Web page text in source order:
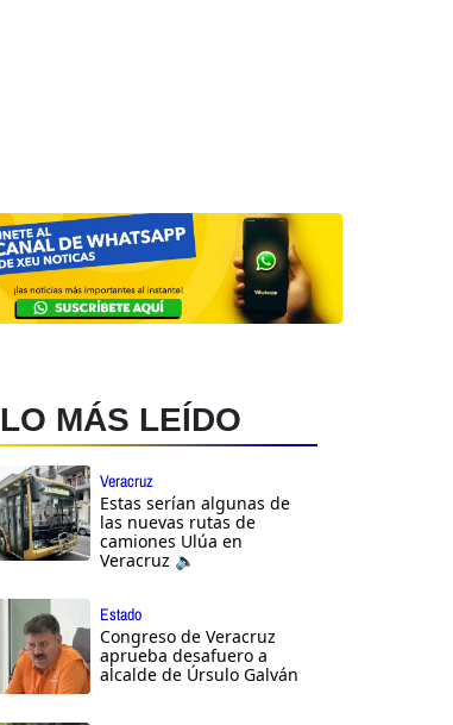
LO MÁS LEÍDO
Veracruz
Estas serían algunas de
las nuevas rutas de
camiones Ulúa en
Veracruz 🔈
Estado
Congreso de Veracruz
aprueba desafuero a
alcalde de Úrsulo Galván